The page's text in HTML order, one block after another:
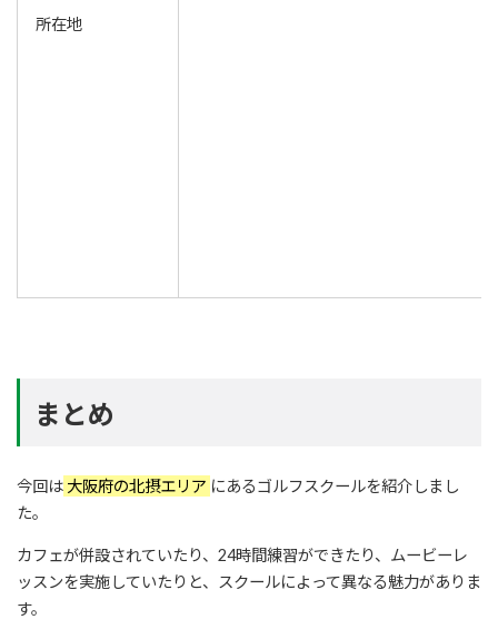
所在地
まとめ
今回は 大阪府の北摂エリア にあるゴルフスクールを紹介しまし
た。
カフェが併設されていたり、24時間練習ができたり、ムービーレ
ッスンを実施していたりと、スクールによって異なる魅力がありま
す。